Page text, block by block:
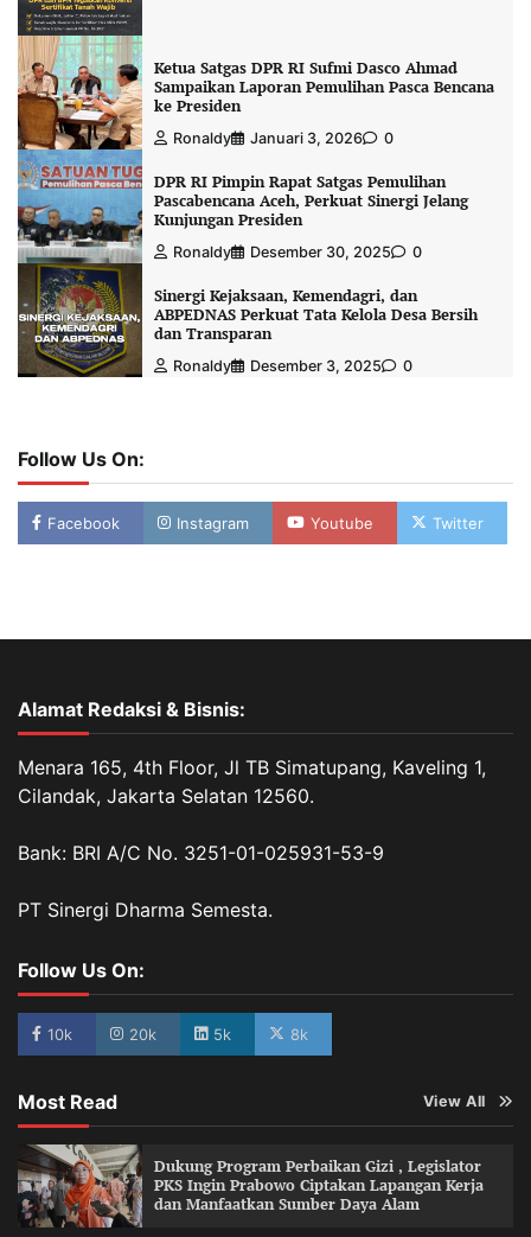
Ketua Satgas DPR RI Sufmi Dasco Ahmad
Sampaikan Laporan Pemulihan Pasca Bencana
ke Presiden
Ronaldy Januari 3, 2026 0
DPR RI Pimpin Rapat Satgas Pemulihan
Pascabencana Aceh, Perkuat Sinergi Jelang
Kunjungan Presiden
Ronaldy Desember 30, 2025 0
Sinergi Kejaksaan, Kemendagri, dan
ABPEDNAS Perkuat Tata Kelola Desa Bersih
dan Transparan
Ronaldy Desember 3, 2025 0
Follow Us On:
Facebook Instagram Youtube Twitter
Alamat Redaksi & Bisnis:
Menara 165, 4th Floor, Jl TB Simatupang, Kaveling 1,
Cilandak, Jakarta Selatan 12560.
Bank: BRI A/C No. 3251-01-025931-53-9
PT Sinergi Dharma Semesta.
Follow Us On:
10k 20k 5k 8k
Most Read View All
Dukung Program Perbaikan Gizi , Legislator
PKS Ingin Prabowo Ciptakan Lapangan Kerja
dan Manfaatkan Sumber Daya Alam